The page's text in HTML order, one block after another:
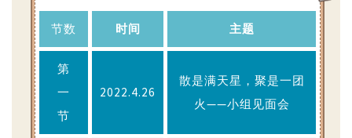
节数 时间 主题
第
一
节
2022.4.26
散是满天星，聚是一团
火——小组见面会